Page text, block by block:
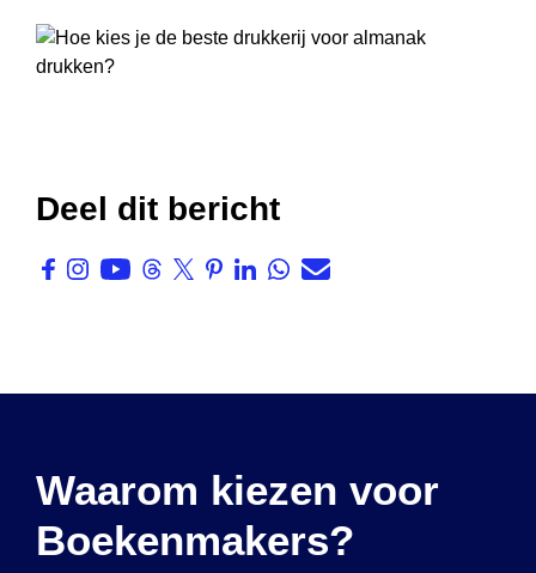
Deel dit bericht
Waarom kiezen voor
Boekenmakers?